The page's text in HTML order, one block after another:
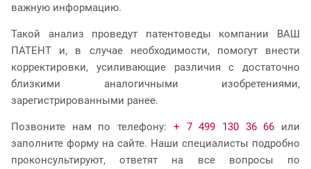
важную информацию.
Такой анализ проведут патентоведы компании ВАШ
ПАТЕНТ и, в случае необходимости, помогут внести
корректировки, усиливающие различия с достаточно
близкими аналогичными изобретениями,
зарегистрированными ранее.
Позвоните нам по телефону: + 7 499 130 36 66 или
заполните форму на сайте. Наши специалисты подробно
проконсультируют, ответят на все вопросы по